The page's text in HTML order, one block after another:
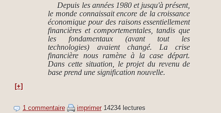
Depuis les années 1980 et jusqu'à présent,
le monde connaissait encore de la croissance
économique pour des raisons essentiellement
financières et comportementales, tandis que
les fondamentaux (avant tout les
technologies) avaient changé. La crise
financière nous ramène à la case départ.
Dans cette situation, le projet du revenu de
base prend une signification nouvelle.
[+]
1 commentaire imprimer 14234 lectures